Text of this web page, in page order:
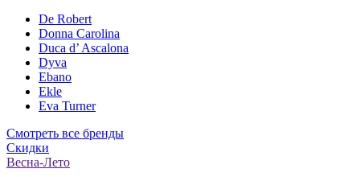
De Robert
Donna Carolina
Duca d’ Ascalona
Dyva
Ebano
Ekle
Eva Turner
Смотреть все бренды
Скидки
Весна-Лето